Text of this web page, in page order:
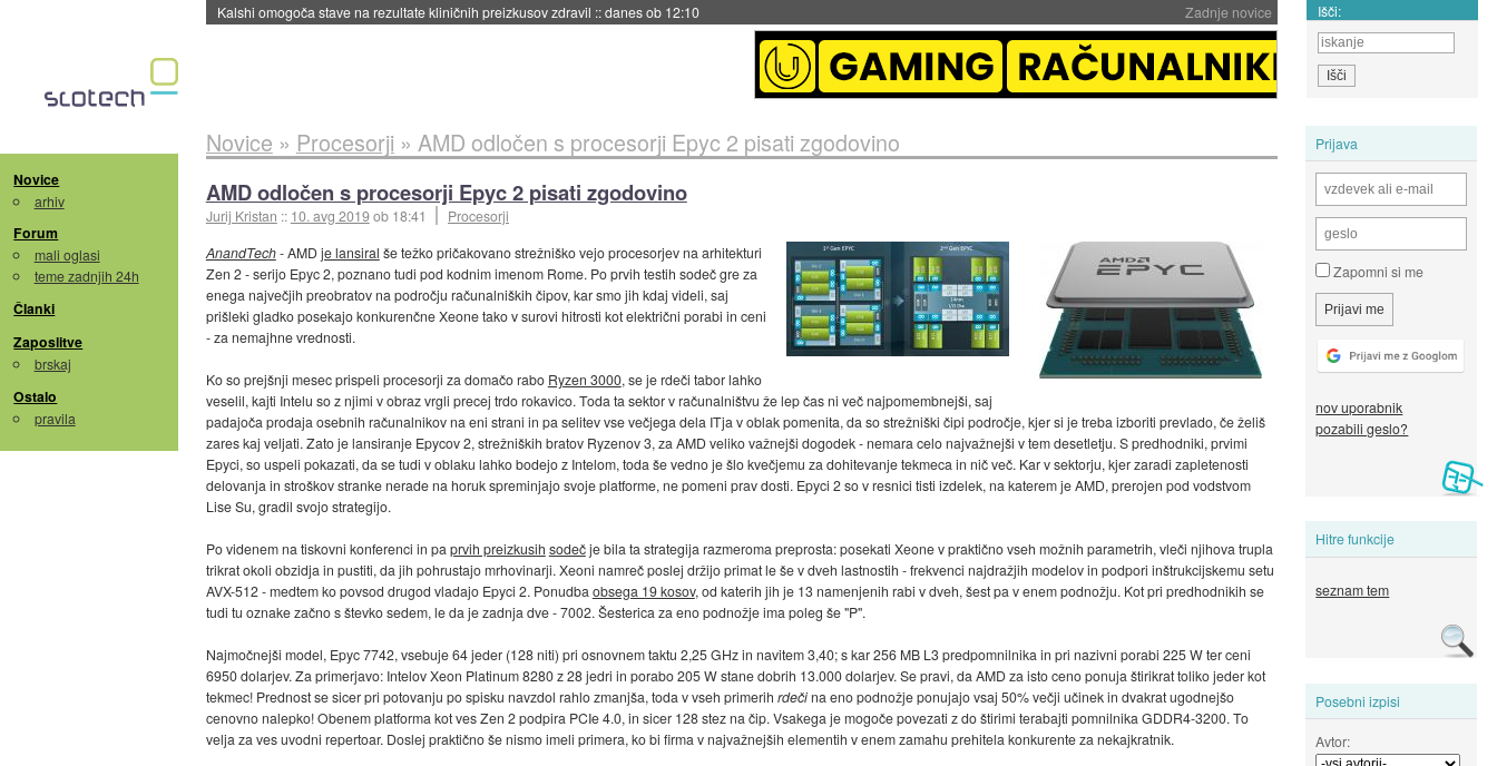
Zadnje novice
Sandisk že prodal več kot polovico SSD-jev za naslednji dve leti::danes ob 11:37 Išči:
Novice
arhiv
Forum
mali oglasi
teme zadnjih 24h
Članki
Zaposlitve
brskaj
Ostalo
pravila
Prijava
Zapomni si me
nov uporabnik
pozabili geslo?
Hitre funkcije
seznam tem
Posebni izpisi
Avtor:
Novice » Procesorji » AMD odločen s procesorji Epyc 2 pisati zgodovino
AMD odločen s procesorji Epyc 2 pisati zgodovino
Jurij Kristan :: 10. avg 2019ob 18:41
Procesorji
AnandTech- AMDje lansiral še težko pričakovano strežniško vejo procesorjev na arhitekturi
Zen 2 - serijo Epyc 2, poznano tudi pod kodnim imenom Rome. Po prvih testih sodeč gre za
enega največjih preobratov na področju računalniških čipov, kar smo jih kdaj videli, saj
prišleki gladko posekajo konkurenčne Xeone tako v surovi hitrosti kot električni porabi in ceni
- za nemajhne vrednosti.
Ko so prejšnji mesec prispeli procesorji za domačo rabo Ryzen 3000, se je rdeči tabor lahko
veselil, kajti Intelu so z njimi v obraz vrgli precej trdo rokavico. Toda ta sektor v računalništvu že lep čas ni več najpomembnejši, saj
padajoča prodaja osebnih računalnikov na eni strani in pa selitev vse večjega dela ITja v oblak pomenita, da so strežniški čipi področje, kjer si je treba izboriti prevlado, če želiš
zares kaj veljati. Zato je lansiranje Epycov 2, strežniških bratov Ryzenov 3, za AMD veliko važnejši dogodek - nemara celo najvažnejši v tem desetletju. S predhodniki, prvimi
Epyci, so uspeli pokazati, da se tudi v oblaku lahko bodejo z Intelom, toda še vedno je šlo kvečjemu za dohitevanje tekmeca in nič več. Kar v sektorju, kjer zaradi zapletenosti
delovanja in stroškov stranke nerade na horuk spreminjajo svoje platforme, ne pomeni prav dosti. Epyci 2 so v resnici tisti izdelek, na katerem je AMD, prerojen pod vodstvom
Lise Su, gradil svojo strategijo.
Po videnem na tiskovni konferenci in pa prvih preizkusih sodečje bila ta strategija razmeroma preprosta: posekati Xeone v praktično vseh možnih parametrih, vleči njihova trupla
trikrat okoli obzidja in pustiti, da jih pohrustajo mrhovinarji. Xeoni namreč poslej držijo primat le še v dveh lastnostih - frekvenci najdražjih modelov in podpori inštrukcijskemu setu
AVX-512 - medtem ko povsod drugod vladajo Epyci 2. Ponudba obsega 19 kosov, od katerih jih je 13 namenjenih rabi v dveh, šest pa v enem podnožju. Kot pri predhodnikih se
tudi tu oznake začno s števko sedem, le da je zadnja dve - 7002. Šesterica za eno podnožje ima poleg še "P".
Najmočnejši model, Epyc 7742, vsebuje 64 jeder (128 niti) pri osnovnem taktu 2,25 GHz in navitem 3,40; s kar 256 MB L3 predpomnilnika in pri nazivni porabi 225 W ter ceni
6950 dolarjev. Za primerjavo: Intelov Xeon Platinum 8280 z 28 jedri in porabo 205 W stane dobrih 13.000 dolarjev. Se pravi, da AMD za isto ceno ponuja štirikrat toliko jeder kot
tekmec! Prednost se sicer pri potovanju po spisku navzdol rahlo zmanjša, toda v vseh primerih rdečina eno podnožje ponujajo vsaj 50% večji učinek in dvakrat ugodnejšo
cenovno nalepko! Obenem platforma kot ves Zen 2 podpira PCIe 4.0, in sicer 128 stez na čip. Vsakega je mogoče povezati z do štirimi terabajti pomnilnika GDDR4-3200. To
velja za ves uvodni repertoar. Doslej praktično še nismo imeli primera, ko bi firma v najvažnejših elementih v enem zamahu prehitela konkurente za nekajkratnik.